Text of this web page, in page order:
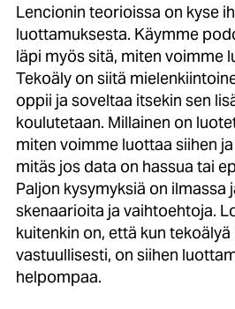
Lencionin teorioissa on kyse
luottamuksesta. Käymme
läpi myös sitä, miten voimme
Tekoäly on siitä
oppii ja soveltaa itsekin sen
koulutetaan. Millainen on
miten voimme luottaa siihen
mitäs jos data on hassua tai
Paljon kysymyksiä on ilmassa
skenaarioita ja vaihtoehtoja.
kuitenkin on, että kun
vastuullisesti, on siihen
helpompaa.